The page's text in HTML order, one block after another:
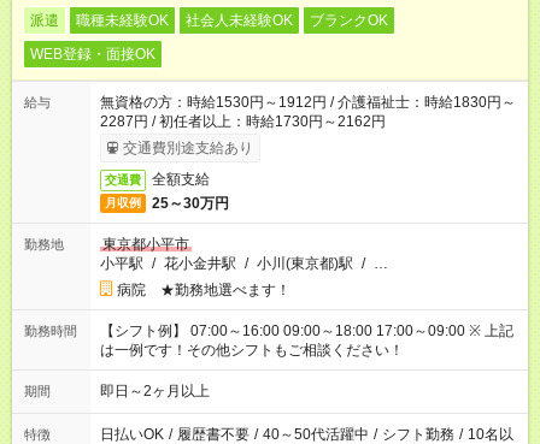
派遣 職種未経験OK 社会人未経験OK
ブランクOK
WEB登録・面接OK
給与
無資格の方：時給1530円～1912円 / 介護福祉士：時給1830円～
2287円 / 初任者以上：時給1730円～2162円
交通費別途支給あり
交通費 全額支給
月収例 25～30万円
勤務地
東京都小平市
小平駅 / 花小金井駅 / 小川(東京都)駅 / …
病院 ★勤務地選べます！
勤務時間
【シフト例】 07:00～16:00 09:00～18:00 17:00～09:00 ※ 上記
は一例です！その他シフトもご相談ください！
期間 即日～2ヶ月以上
特徴 日払いOK / 履歴書不要 / 40～50代活躍中 / シフト勤務 / 10名以